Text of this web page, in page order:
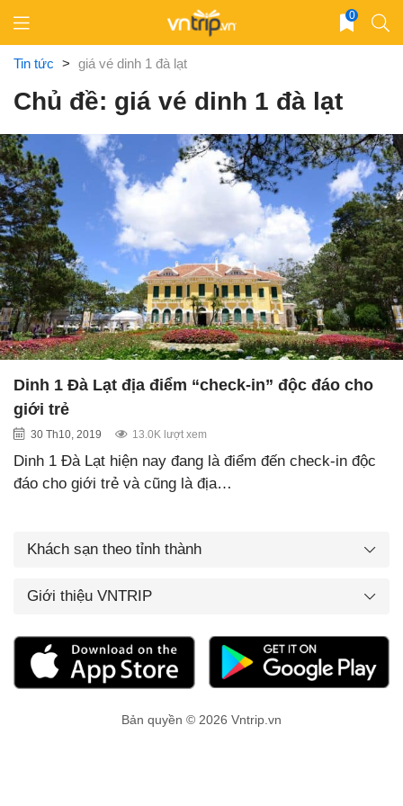
content
0
Tin tức > giá vé dinh 1 đà lạt
Chủ đề: giá vé dinh 1 đà lạt
Dinh 1 Đà Lạt địa điểm “check-in” độc đáo cho
giới trẻ
30 Th10, 2019 13.0K lượt xem
Dinh 1 Đà Lạt hiện nay đang là điểm đến check-in độc
đáo cho giới trẻ và cũng là địa…
Khách sạn theo tỉnh thành
Giới thiệu VNTRIP
Bản quyền © 2026 Vntrip.vn